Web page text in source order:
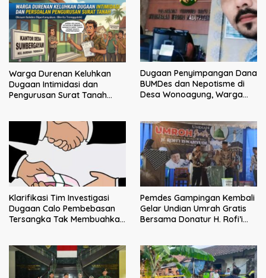
Warga Durenan Keluhkan
Dugaan Intimidasi dan
Pengurusan Surat Tanah
Dugaan Penyimpangan Dana
BUMDes dan Nepotisme di
Desa Wonoagung, Warga
Klarifikasi Tim Investigasi
Dugaan Calo Pembebasan
Tersangka Tak Membuahkan
Pemdes Gampingan Kembali
Gelar Undian Umrah Gratis
Bersama Donatur H. Rofi’i